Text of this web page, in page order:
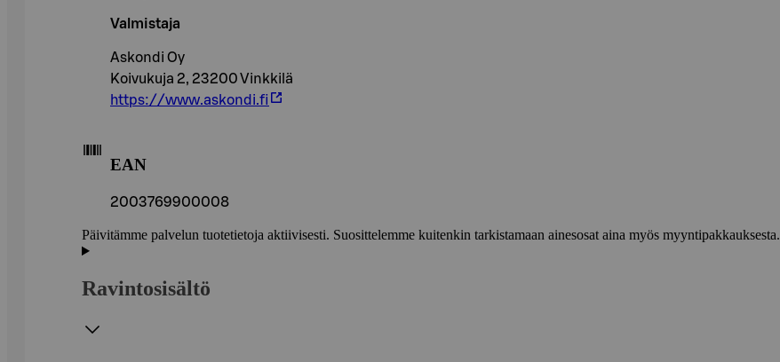
Valmistaja
Askondi Oy
Koivukuja 2, 23200 Vinkkilä
https://www.askondi.fi
EAN
2003769900008
Päivitämme palvelun tuotetietoja aktiivisesti. Suosittelemme kuitenkin tarkistamaan ainesosat aina myös myyntipakkauksesta.
Ravintosisältö